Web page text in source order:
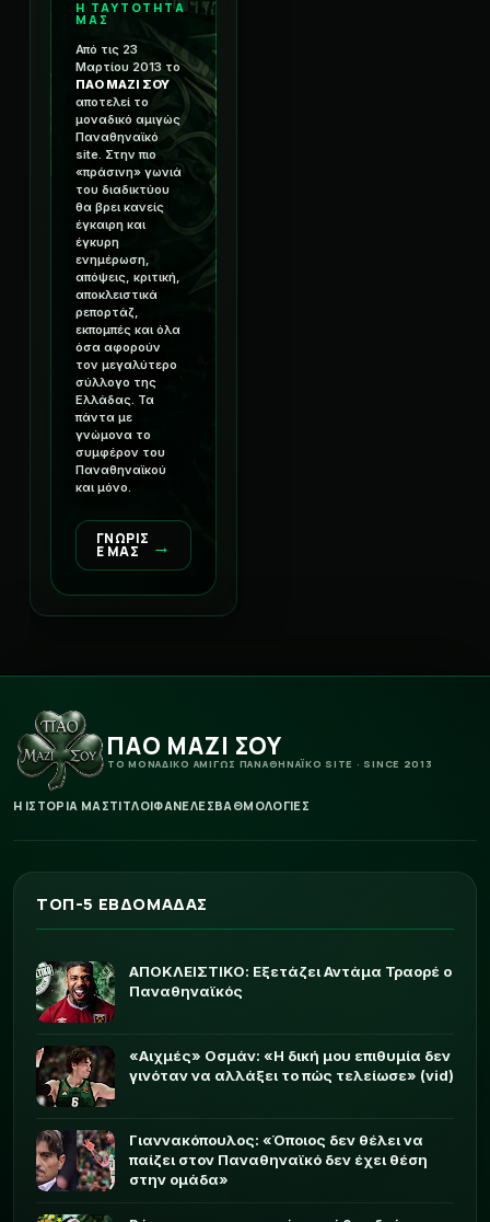
Η ΤΑΥΤΟΤΗΤΑ
ΜΑΣ
Από τις 23
Μαρτίου 2013 το
ΠΑΟ ΜΑΖΙ ΣΟΥ
αποτελεί το
μοναδικό αμιγώς
Παναθηναϊκό
site. Στην πιο
«πράσινη» γωνιά
του διαδικτύου
θα βρει κανείς
έγκαιρη και
έγκυρη
ενημέρωση,
απόψεις, κριτική,
αποκλειστικά
ρεπορτάζ,
εκπομπές και όλα
όσα αφορούν
τον μεγαλύτερο
σύλλογο της
Ελλάδας. Τα
πάντα με
γνώμονα το
συμφέρον του
Παναθηναϊκού
και μόνο.
ΓΝΩΡΙΣ
Ε ΜΑΣ →
ΠΑΟ ΜΑΖΙ ΣΟΥ
ΤΟ ΜΟΝΑΔΙΚΟ ΑΜΙΓΩΣ ΠΑΝΑΘΗΝΑΪΚΟ SITE · SINCE 2013
Η ΙΣΤΟΡΙΑ ΜΑΣΤΙΤΛΟΙΦΑΝΕΛΕΣΒΑΘΜΟΛΟΓΙΕΣ
ΤΟΠ-5 ΕΒΔΟΜΑΔΑΣ
ΑΠΟΚΛΕΙΣΤΙΚΟ: Εξετάζει Αντάμα Τραορέ ο
Παναθηναϊκός
«Αιχμές» Οσμάν: «Η δική μου επιθυμία δεν
γινόταν να αλλάξει το πώς τελείωσε» (vid)
Γιαννακόπουλος: «Όποιος δεν θέλει να
παίζει στον Παναθηναϊκό δεν έχει θέση
στην ομάδα»